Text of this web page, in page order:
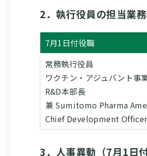
2．執行役員の担当業
7月1日付役職
常務執行役員
ワクチン・アジュバント事
R&D本部長
兼 Sumitomo Pharma
Chief Development Officer
3．人事異動（7月1日付